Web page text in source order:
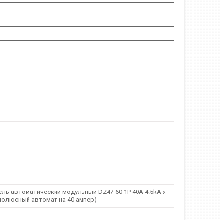
автоматический модульный DZ47-60 1P 40A 4.5kA х-
автомат на 40 ампер)